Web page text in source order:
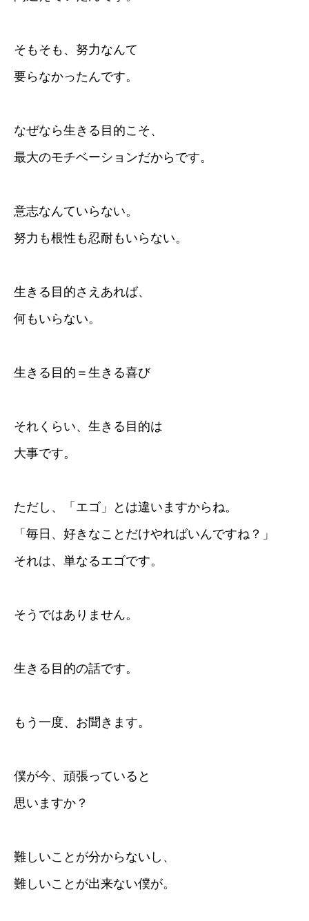
そもそも、努力なんて
要らなかったんです。
なぜなら生きる目的こそ、
最大のモチベーションだからです。
意志なんていらない。
努力も根性も忍耐もいらない。
生きる目的さえあれば、
何もいらない。
生きる目的＝生きる喜び
それくらい、生きる目的は
大事です。
ただし、「エゴ」とは違いますからね。
「毎日、好きなことだけやればいんですね？」
それは、単なるエゴです。
そうではありません。
生きる目的の話です。
もう一度、お聞きます。
僕が今、頑張っていると
思いますか？
難しいことが分からないし、
難しいことが出来ない僕が。